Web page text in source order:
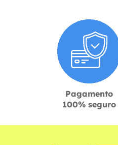
Pagamento
100% seguro